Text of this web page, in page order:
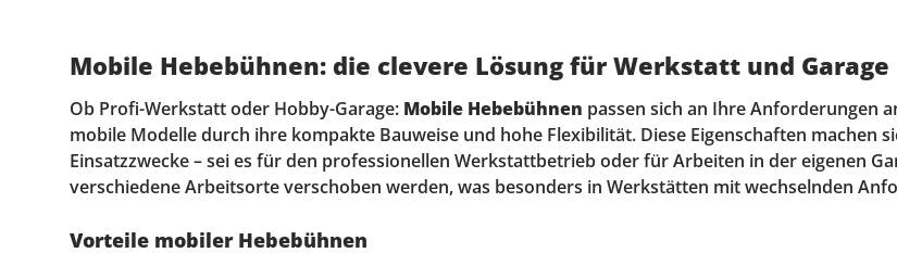
Mobile Hebebühnen: die clevere Lösung für Werkstatt und Garage
Ob Profi-Werkstatt oder Hobby-Garage: Mobile Hebebühnen passen sich an Ihre Anforderungen
mobile Modelle durch ihre kompakte Bauweise und hohe Flexibilität. Diese Eigenschaften machen
Einsatzzwecke – sei es für den professionellen Werkstattbetrieb oder für Arbeiten in der eigenen
verschiedene Arbeitsorte verschoben werden, was besonders in Werkstätten mit wechselnden
Vorteile mobiler Hebebühnen